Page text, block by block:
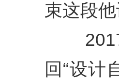
束这段
2017
回“设计